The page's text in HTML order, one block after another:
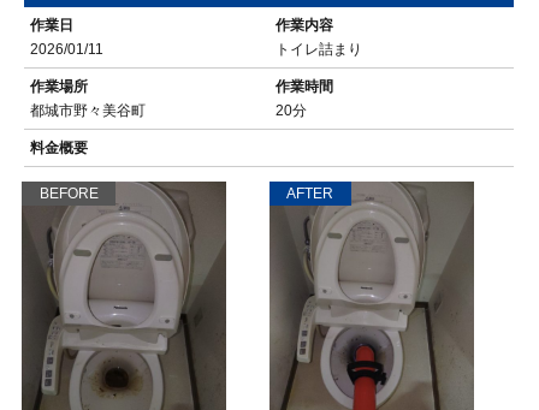
作業日
2026/01/11
作業内容
トイレ詰まり
作業場所
都城市野々美谷町
作業時間
20分
料金概要
BEFORE AFTER